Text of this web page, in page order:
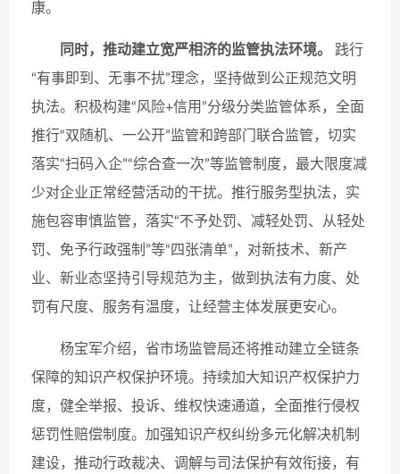
康。
同时，推动建立宽严相济的监管执法环境。
践行
“有事即到、无事不扰”理念，坚持做到公正规范文明
执法。积极构建“风险+信用”分级分类监管体系，全面
推行“双随机、一公开”监管和跨部门联合监管，切实
落实“扫码入企”“综合查一次”等监管制度，最大限度减
少对企业正常经营活动的干扰。推行服务型执法，实
施包容审慎监管，落实“不予处罚、减轻处罚、从轻处
罚、免予行政强制”等“四张清单”，对新技术、新产
业、新业态坚持引导规范为主，做到执法有力度、处
罚有尺度、服务有温度，让经营主体发展更安心。
杨宝军介绍，省市场监管局还将推动建立全链条
保障的知识产权保护环境。持续加大知识产权保护力
度，健全举报、投诉、维权快速通道，全面推行侵权
惩罚性赔偿制度。加强知识产权纠纷多元化解决机制
建设，推动行政裁决、调解与司法保护有效衔接，有